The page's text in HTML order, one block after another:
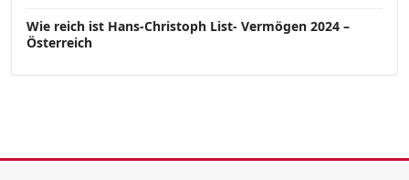
Wie reich ist Hans-Christoph List- Vermögen 2024 –
Österreich